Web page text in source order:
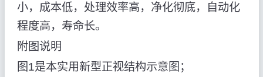
小，成本低，处理效率高，净化彻底，自动化
程度高，寿命长。
附图说明
图1是本实用新型正视结构示意图；